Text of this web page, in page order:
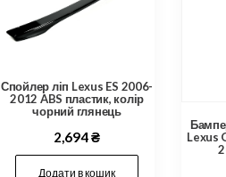
Спойлер ліп Lexus ES 2006-
2012 ABS пластик, колір
чорний глянець
2,694₴
Додати в кошик
Lexus